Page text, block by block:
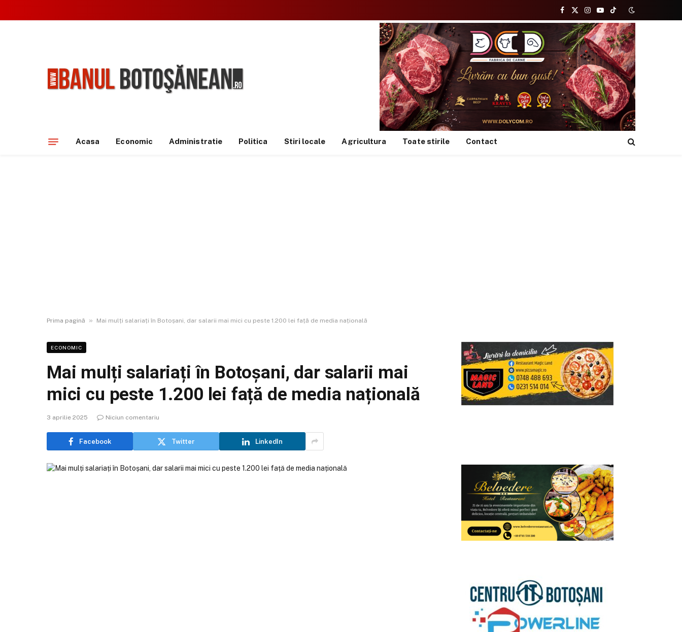
Facebook
X
(Twitter)
Instagram
YouTubeTikTok
Acasa Economic Administratie Politica Stiri locale Agricultura Toate stirile Contact
Prima pagină » Mai mulți salariați în Botoșani, dar salarii mai mici cu peste 1.200 lei față de media națională
ECONOMIC
Mai mulți salariați în Botoșani, dar salarii mai
mici cu peste 1.200 lei față de media națională
3 aprilie 2025 Niciun comentariu
Facebook Twitter LinkedIn